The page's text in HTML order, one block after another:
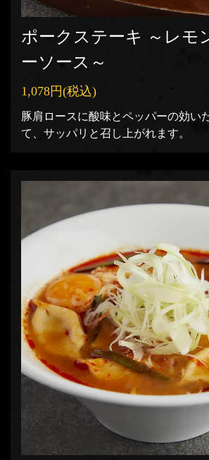
ポークステーキ ～レモ
ーソース～
1,078円(税込)
豚肩ロースに酸味とペッパーの効い
て、サッパリと召し上がれます。